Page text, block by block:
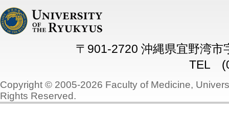
〒901-2720 沖縄県宜野湾市
TEL
Copyright © 2005-2026 Faculty of Medicine,
Rights Reserved.